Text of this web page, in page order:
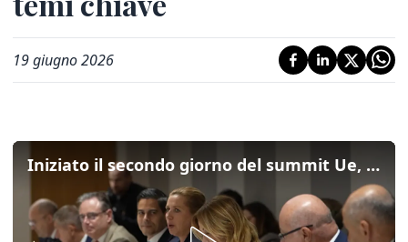
19 giugno 2026
Iniziato il secondo giorno del summit Ue, bilancio tra i temi chiave